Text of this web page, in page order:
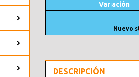
Variación
Nuevo
DESCRIPCIÓN